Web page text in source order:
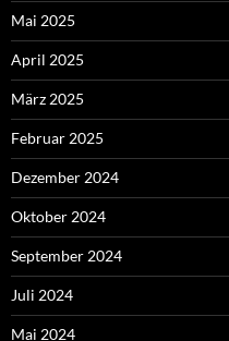
Mai 2025
April 2025
März 2025
Februar 2025
Dezember 2024
Oktober 2024
September 2024
Juli 2024
Mai 2024